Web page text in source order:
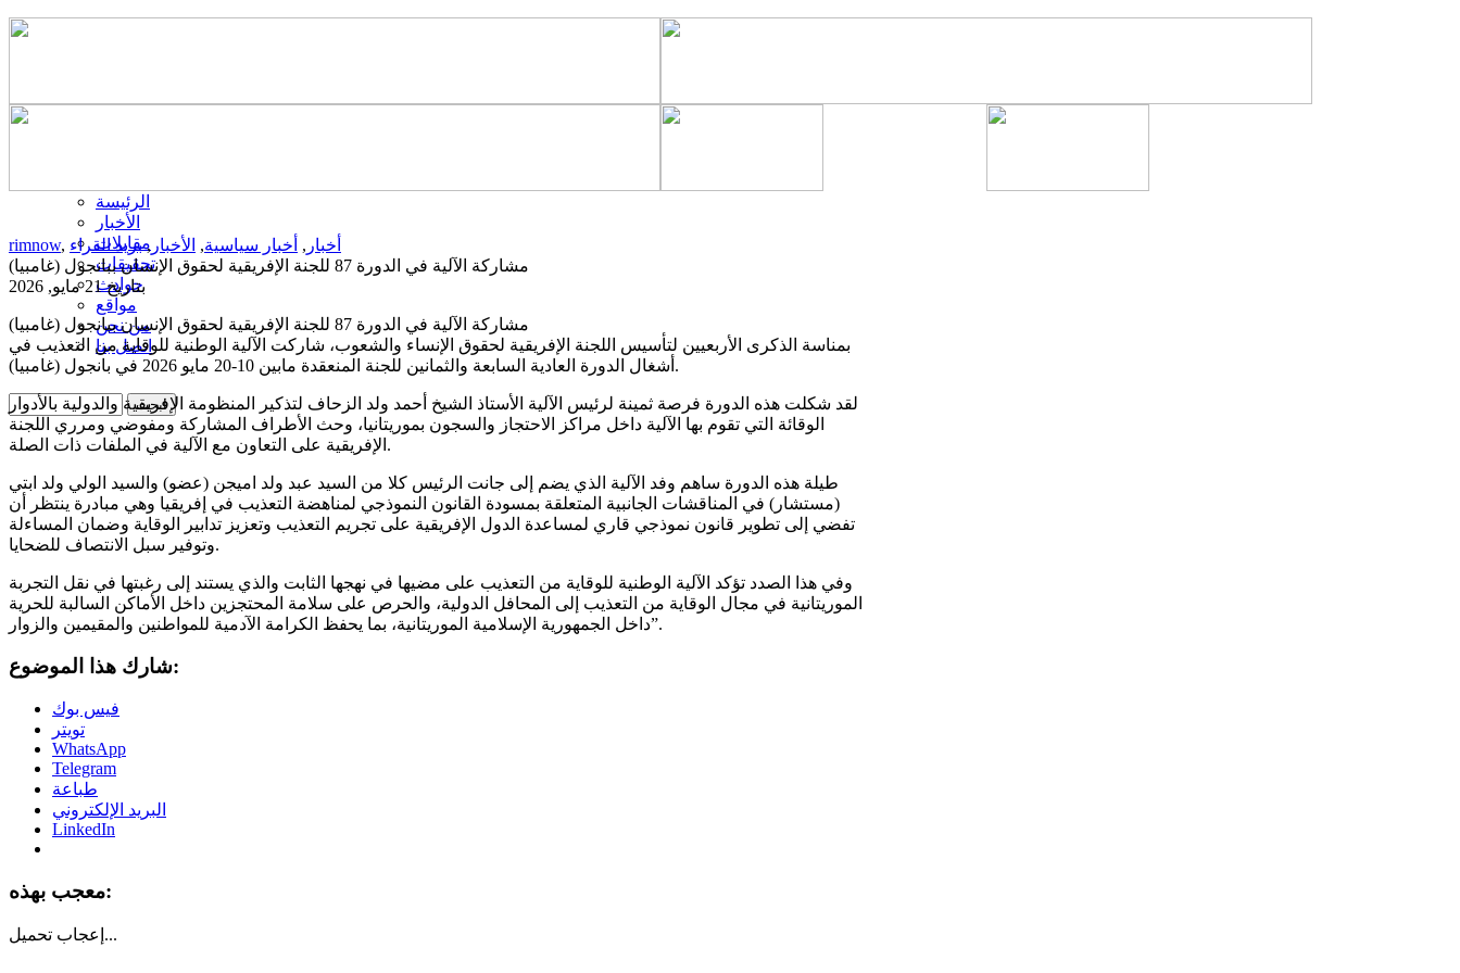
الرئيسة
الأخبار
مقابلات
تحقيقات
حوادث
مواقع
من نحن
اتصل بنا
rimnow, أخبار , أخبار سياسية, الأخبار ,بريد القراء
مشاركة الآلية في الدورة 87 للجنة الإفريقية لحقوق الإنسان ببانجول (غامبيا)
بتاريخ 21 مايو, 2026
مشاركة الآلية في الدورة 87 للجنة الإفريقية لحقوق الإنسان ببانجول (غامبيا)
بمناسة الذكرى الأربعيين لتأسيس اللجنة الإفريقية لحقوق الإنساء والشعوب، شاركت الآلية الوطنية للوقاية من التعذيب في
أشغال الدورة العادية السابعة والثمانين للجنة المنعقدة مابين 10-20 مايو 2026 في بانجول (غامبيا).
لقد شكلت هذه الدورة فرصة ثمينة لرئيس الآلية الأستاذ الشيخ أحمد ولد الزحاف لتذكير المنظومة الإفريقية والدولية بالأدوار
الوقائة التي تقوم بها الآلية داخل مراكز الاحتجاز والسجون بموريتانيا، وحث الأطراف المشاركة ومفوضي ومرري اللجنة
الإفريقية على التعاون مع الآلية في الملفات ذات الصلة.
طيلة هذه الدورة ساهم وفد الآلية الذي يضم إلى جانت الرئيس كلا من السيد عبد ولد اميجن (عضو) والسيد الولي ولد ابتي
(مستشار) في المناقشات الجانبية المتعلقة بمسودة القانون النموذجي لمناهضة التعذيب في إفريقيا وهي مبادرة ينتظر أن
تفضي إلى تطوير قانون نموذجي قاري لمساعدة الدول الإفريقية على تجريم التعذيب وتعزيز تدابير الوقاية وضمان المساءلة
وتوفير سبل الانتصاف للضحايا.
وفي هذا الصدد تؤكد الآلية الوطنية للوقاية من التعذيب على مضيها في نهجها الثابت والذي يستند إلى رغبتها في نقل التجربة
الموريتانية في مجال الوقاية من التعذيب إلى المحافل الدولية، والحرص على سلامة المحتجزين داخل الأماكن السالبة للحرية
داخل الجمهورية الإسلامية الموريتانية، بما يحفظ الكرامة الآدمية للمواطنين والمقيمين والزوار”.
شارك هذا الموضوع:
فيس بوك
تويتر
WhatsApp
Telegram
طباعة
البريد الإلكتروني
LinkedIn
معجب بهذه:
إعجاب تحميل...